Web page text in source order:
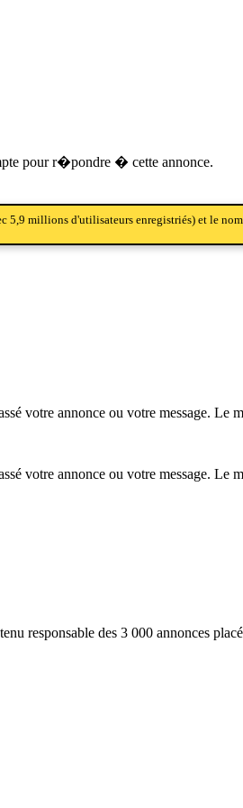
5,9 millions d'utilisateurs enregistriés) et le
pour r�pondre � cette annonce.
votre annonce ou votre message. Le
votre annonce ou votre message. Le
responsable des 3 000 annonces